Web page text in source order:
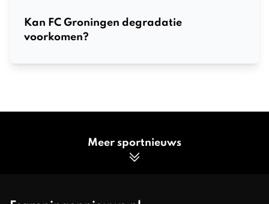
Kan FC Groningen degradatie
voorkomen?
Meer sportnieuws